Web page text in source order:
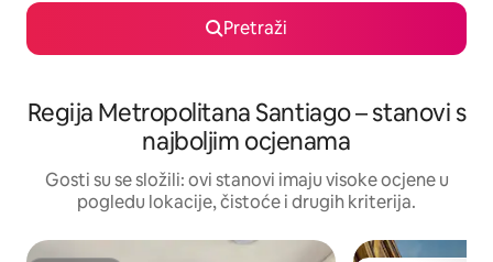
Pretraži
Regija Metropolitana Santiago – stanovi s
najboljim ocjenama
Gosti su se složili: ovi stanovi imaju visoke ocjene u
pogledu lokacije, čistoće i drugih kriterija.